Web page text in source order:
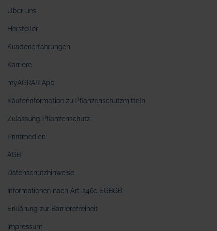
Über uns
Hersteller
Kundenerfahrungen
Karriere
myAGRAR App
Käuferinformation zu Pflanzenschutzmitteln
Zulassung Pflanzenschutz
Printmedien
AGB
Datenschutzhinweise
Informationen nach Art. 246c EGBGB
Erklärung zur Barrierefreiheit
Impressum